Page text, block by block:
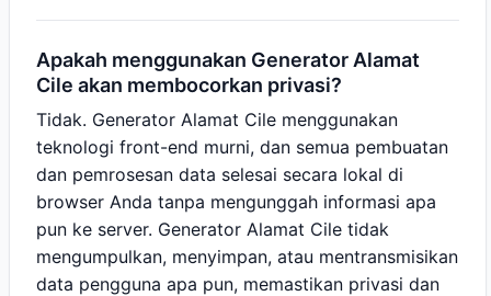
Apakah menggunakan Generator Alamat
Cile akan membocorkan privasi?
Tidak. Generator Alamat Cile menggunakan
teknologi front-end murni, dan semua pembuatan
dan pemrosesan data selesai secara lokal di
browser Anda tanpa mengunggah informasi apa
pun ke server. Generator Alamat Cile tidak
mengumpulkan, menyimpan, atau mentransmisikan
data pengguna apa pun, memastikan privasi dan